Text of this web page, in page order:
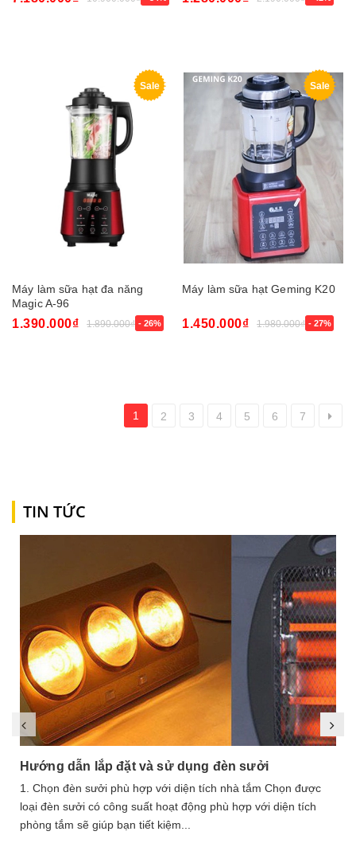
Sale
Máy làm sữa hạt đa năng
Magic A-96
1.390.000₫ 1.890.000₫ - 26%
Sale
Máy làm sữa hạt Geming K20
1.450.000₫ 1.980.000₫ - 27%
1 2 3 4 5 6 7
TIN TỨC
Hướng dẫn lắp đặt và sử dụng đèn sưởi
1. Chọn đèn sưởi phù hợp với diện tích nhà tắm Chọn được
loại đèn sưởi có công suất hoạt động phù hợp với diện tích
phòng tắm sẽ giúp bạn tiết kiệm...